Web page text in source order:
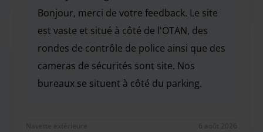
Bonjour, merci de votre feedback. Le site
est vaste et situé à côté de l'OTAN, des
rondes de contrôle de police ainsi que des
cameras de sécurités sont site. Nos
bureaux se situent à côté du parking.
Navette extérieure 6 août 2026